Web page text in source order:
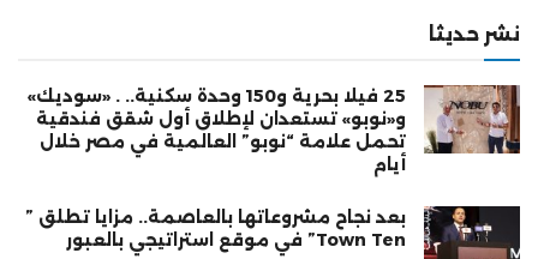
نشر حديثا
25 فيلا بحرية و150 وحدة سكنية.. . «سوديك»
و«نوبو» تستعدان لإطلاق أول شقق فندقية
تحمل علامة “نوبو” العالمية في مصر خلال
أيام
بعد نجاح مشروعاتها بالعاصمة.. مزايا تطلق ”
Town Ten” في موقع استراتيجي بالعبور